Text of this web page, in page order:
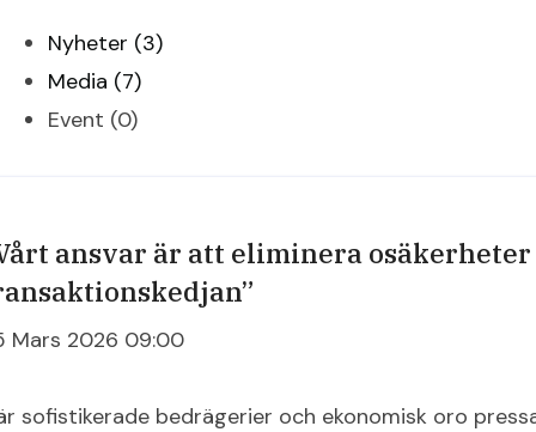
Nyheter (3)
Media (7)
Event (0)
ansvar är att eliminera
Mars 2026 09:00
sofistikerade bedrägerier och ekonomisk oro